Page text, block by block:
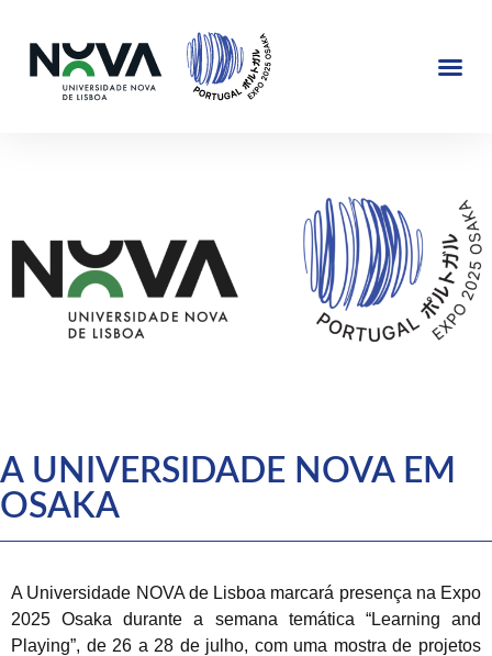
A UNIVERSIDADE NOVA EM
OSAKA
A Universidade NOVA de Lisboa marcará presença na Expo
2025 Osaka durante a semana temática “Learning and
Playing”, de 26 a 28 de julho, com uma mostra de projetos